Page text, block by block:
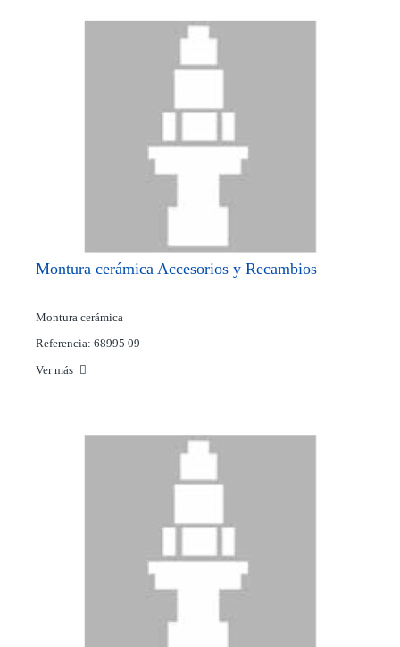
Montura cerámica Accesorios y Recambios
Montura cerámica
Referencia: 68995 09
Ver más